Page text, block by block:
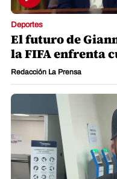
Deportes
El futuro de
la FIFA enfrenta
Redacción La Prensa